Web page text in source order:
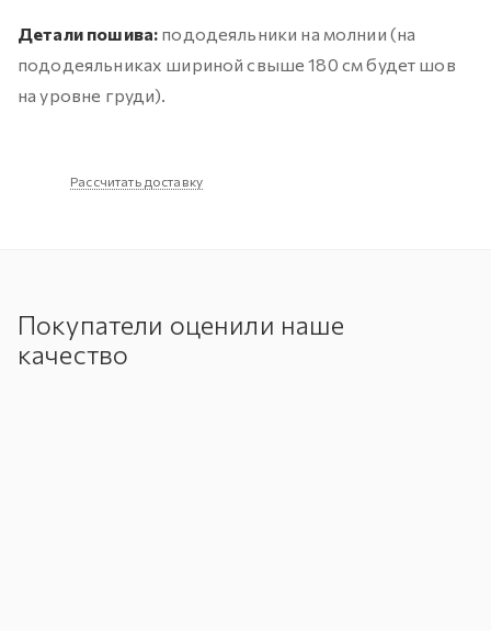
Детали пошива: пододеяльники на молнии (на
пододеяльниках шириной свыше 180 см будет шов
на уровне груди).
Рассчитать доставку
Покупатели оценили наше
качество